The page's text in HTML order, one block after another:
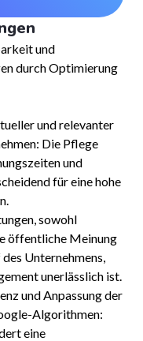
und
durch Optimierung
und relevanter
Die Pflege
und
für eine hohe
sowohl
öffentliche Meinung
Unternehmens,
unerlässlich ist.
und Anpassung der
Algorithmen:
eine